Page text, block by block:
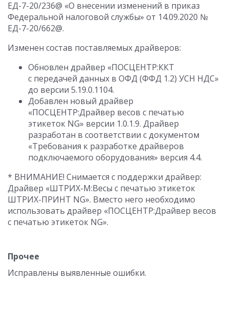
ЕД-7-20/236@ «О внесении изменений в приказ
Федеральной налоговой службы» от 14.09.2020 №
ЕД-7-20/662@.
Изменен состав поставляемых драйверов:
Обновлен драйвер «ПОСЦЕНТР:ККТ
с передачей данных в ОФД (ФФД 1.2) УСН НДС»
до версии 5.19.0.1104.
Добавлен новый драйвер
«ПОСЦЕНТР:Драйвер весов с печатью
этикеток NG» версии 1.0.1.9. Драйвер
разработан в соответствии с документом
«Требования к разработке драйверов
подключаемого оборудования» версия 4.4.
* ВНИМАНИЕ! Снимается с поддержки драйвер:
Драйвер «ШТРИХ-М:Весы с печатью этикеток
ШТРИХ-ПРИНТ NG». Вместо него необходимо
использовать драйвер «ПОСЦЕНТР:Драйвер весов
с печатью этикеток NG».
Прочее
Исправлены выявленные ошибки.